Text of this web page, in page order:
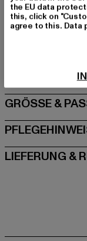
Art.Nr:
Via Laveggio 5 |
GRÖSSE
LIEFERUNG &
the EU data
this, click on
agree to this. Data